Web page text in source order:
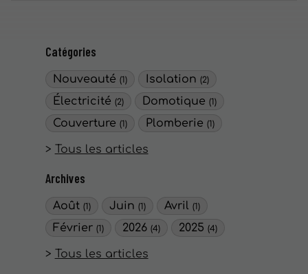
Catégories
Nouveauté (1) Isolation(2)
Électricité (2) Domotique(1)
Couverture (1) Plomberie(1)
Tous les articles
Archives
Août (1) Juin(1) Avril(1)
Février (1) 2026(4) 2025(4)
Tous les articles